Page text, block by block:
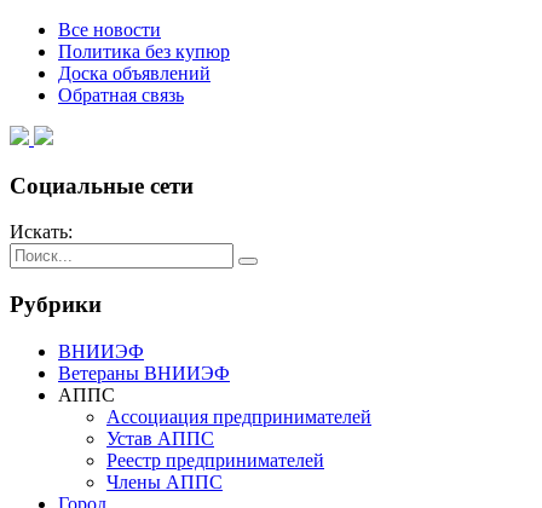
Все новости
Политика без купюр
Доска объявлений
Обратная связь
Социальные сети
Искать:
Рубрики
ВНИИЭФ
Ветераны ВНИИЭФ
АППС
Ассоциация предпринимателей
Устав АППС
Реестр предпринимателей
Члены АППС
Город